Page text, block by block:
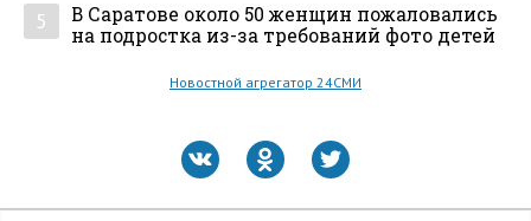
5
В Саратове около 50 женщин пожаловались
на подростка из-за требований фото детей
Новостной агрегатор 24СМИ